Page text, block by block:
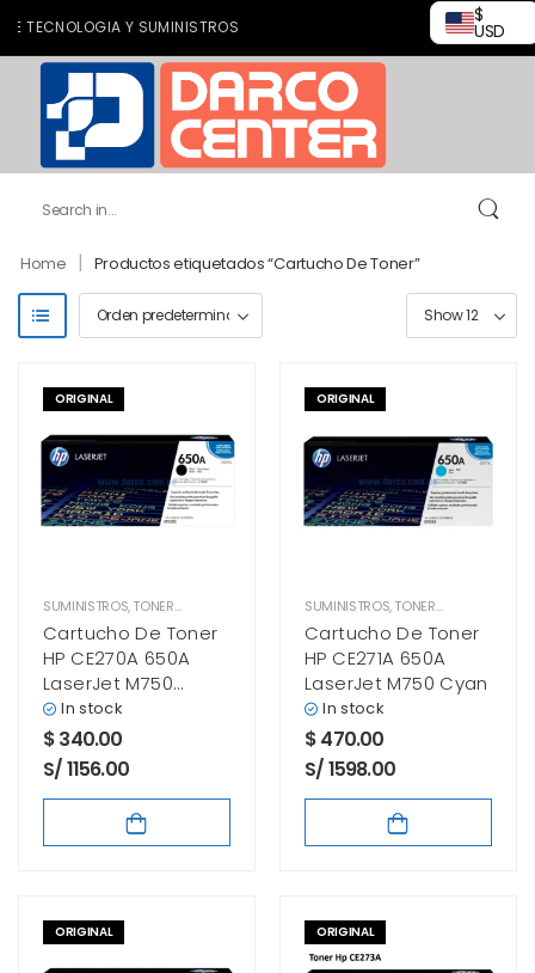
Y SUMINISTROS
$
USD
Home | Productos etiquetados “Cartucho De Toner”
ORIGINAL
SUMINISTROS,TONER HP
Cartucho De Toner
HP CE270A 650A
LaserJet M750
Negro
In stock
$340.00
S/ 1156.00
ORIGINAL
SUMINISTROS,TONER HP
Cartucho De Toner
HP CE271A 650A
LaserJet M750 Cyan
In stock
$470.00
S/ 1598.00
ORIGINAL ORIGINAL